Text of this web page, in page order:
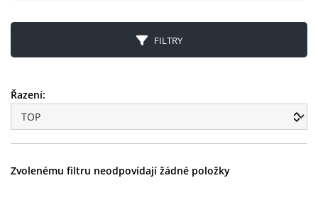
FILTRY
Řazení:
Zvolenému filtru neodpovídají žádné položky